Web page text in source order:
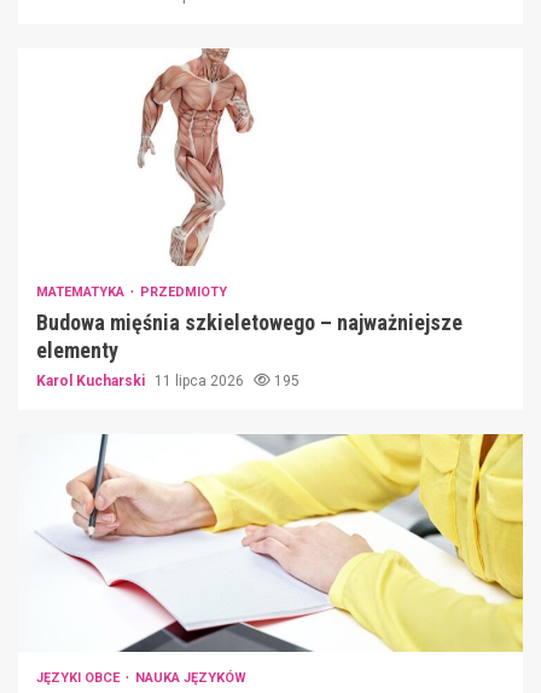
MATEMATYKA PRZEDMIOTY
Budowa mięśnia szkieletowego – najważniejsze
elementy
Karol Kucharski 11 lipca 2026 195
JĘZYKI OBCE NAUKA JĘZYKÓW